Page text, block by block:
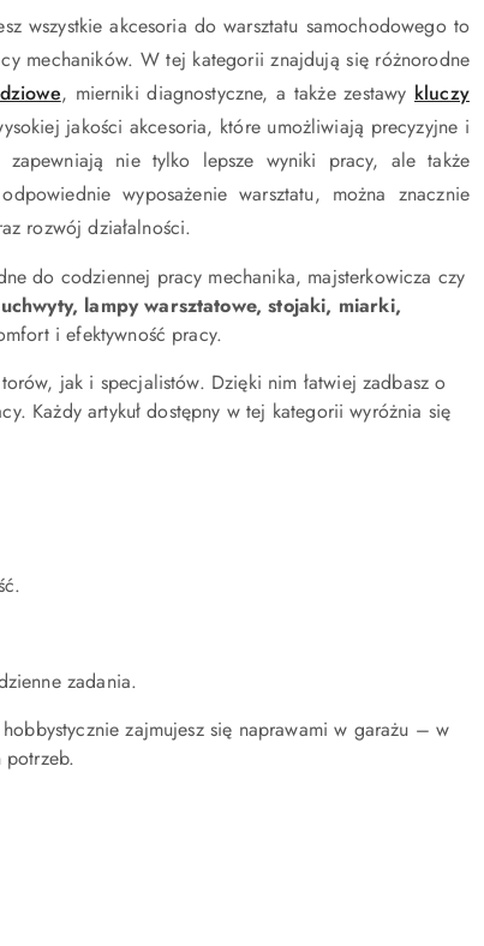
wszystkie akcesoria do warsztatu samochodowego to
mechaników. W tej kategorii znajdują się różnorodne
, mierniki diagnostyczne, a także zestawy kluczy
jakości akcesoria, które umożliwiają precyzyjne i
zapewniają nie tylko lepsze wyniki pracy, ale także
wyposażenie warsztatu, można znacznie
rozwój działalności.
do codziennej pracy mechanika, majsterkowicza czy
lampy warsztatowe, stojaki, miarki,
i efektywność pracy.
jak i specjalistów. Dzięki nim łatwiej zadbasz o
Każdy artykuł dostępny w tej kategorii wyróżnia się
zadania.
zajmujesz się naprawami w garażu – w
potrzeb.